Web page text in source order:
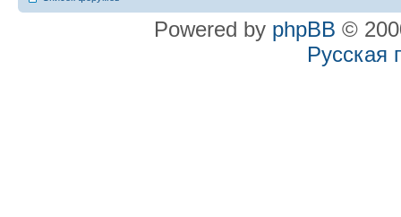
Powered by phpBB ©
Русская